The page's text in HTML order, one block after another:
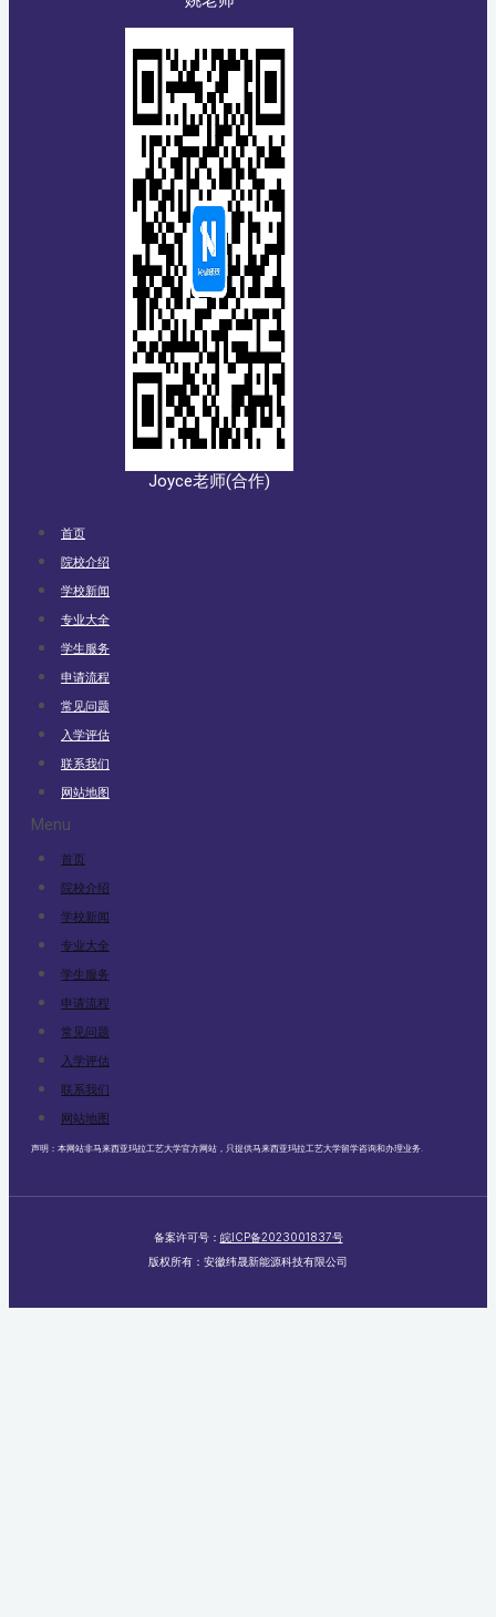
Joyce老师(合作)
首页
院校介绍
学校新闻
专业大全
学生服务
申请流程
常见问题
入学评估
联系我们
网站地图
Menu
首页
院校介绍
学校新闻
专业大全
学生服务
申请流程
常见问题
入学评估
联系我们
网站地图
声明：本网站非马来西亚玛拉工艺大学官方网站，只提供马来西亚玛拉工艺大学留学咨询和办理业务.
备案许可号： 皖ICP备2023001837号
版权所有：安徽纬晟新能源科技有限公司